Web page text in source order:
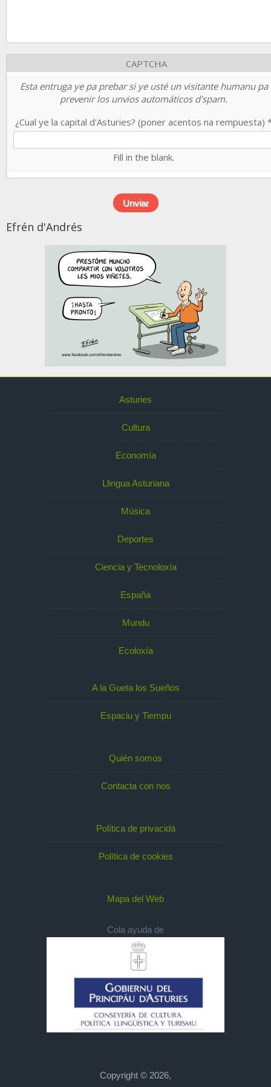
CAPTCHA
Esta entruga ye pa prebar si ye usté un visitante humanu pa
prevenir los unvios automáticos d'spam.
¿Cual ye la capital d'Asturies? (poner acentos na rempuesta)
Fill in the blank.
Efrén d'Andrés
Asturies
Cultura
Economía
Llingua Asturiana
Música
Deportes
Ciencia y Tecnoloxía
España
Mundu
Ecoloxía
A la Gueta los Sueños
Espaciu y Tiempu
Quién somos
Contacta con nos
Política de privacidá
Política de cookies
Mapa del Web
Cola ayuda de
Copyright © 2026,